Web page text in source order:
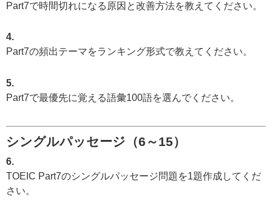
Part7で時間切れになる原因と改善方法を教えてください。
4.
Part7の頻出テーマをランキング形式で教えてください。
5.
Part7で最優先に覚える語彙100語を選んでください。
シングルパッセージ（6～15）
6.
TOEIC Part7のシングルパッセージ問題を1題作成してくだ
さい。